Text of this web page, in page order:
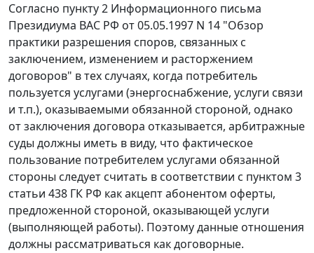
Согласно пункту 2 Информационного письма
Президиума ВАС РФ от 05.05.1997 N 14 "Обзор
практики разрешения споров, связанных с
заключением, изменением и расторжением
договоров" в тех случаях, когда потребитель
пользуется услугами (энергоснабжение, услуги связи
и т.п.), оказываемыми обязанной стороной, однако
от заключения договора отказывается, арбитражные
суды должны иметь в виду, что фактическое
пользование потребителем услугами обязанной
стороны следует считать в соответствии с пунктом 3
статьи 438 ГК РФ как акцепт абонентом оферты,
предложенной стороной, оказывающей услуги
(выполняющей работы). Поэтому данные отношения
должны рассматриваться как договорные.